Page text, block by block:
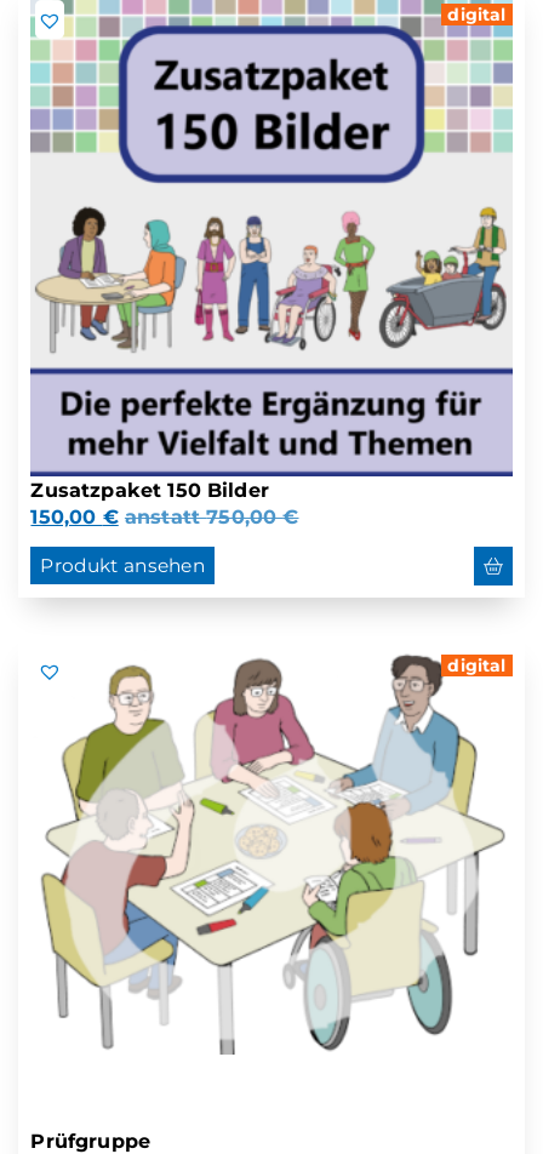
digital
Zusatzpaket 150 Bilder
150,00 € anstatt750,00€
Produkt ansehen
digital
Prüfgruppe